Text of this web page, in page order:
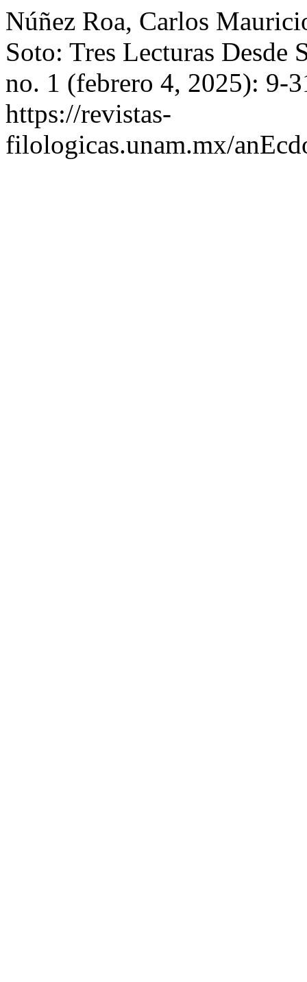
Núñez Roa, Carlos
Soto: Tres Lecturas
no. 1 (febrero 4, 2025): 9-
https://revistas-
filologicas.unam.mx/